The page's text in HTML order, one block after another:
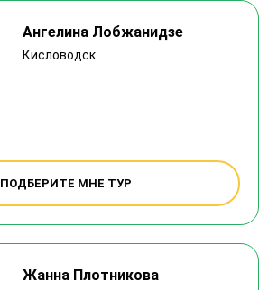
Ангелина Лобжанидзе
Кисловодск
ПОДБЕРИТЕ МНЕ ТУР
Жанна Плотникова